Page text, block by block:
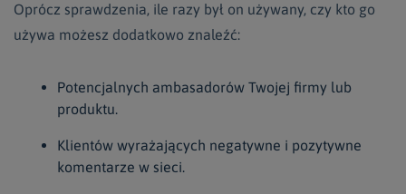
Oprócz sprawdzenia, ile razy był on używany, czy kto go
używa możesz dodatkowo znaleźć:
Potencjalnych ambasadorów Twojej firmy lub
produktu.
Klientów wyrażających negatywne i pozytywne
komentarze w sieci.